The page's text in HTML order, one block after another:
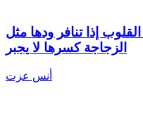
إذا تنافر ودها مثل
الزجاجة كسرها لا يجبر
أنس عزت